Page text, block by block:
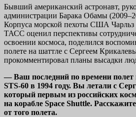
Бывший американский астронавт,
администрации Барака Обамы
Корпуса морской пехоты США Чарльз
ТАСС оценил перспективы
освоении космоса, поделился
полете на шаттле с Сергеем
прокомментировал планы высадки
— Ваш последний по времени
STS-60 в 1994 году. Вы летали с
который первым из российских
на корабле Space Shuttle.
от того полета.